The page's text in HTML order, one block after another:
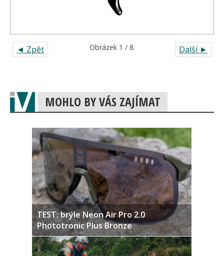
◄ Zpět Další ►
Obrázek 1 / 8
MOHLO BY VÁS ZAJÍMAT
TEST: brýle Neon Air Pro 2.0
Phototronic Plus Bronze